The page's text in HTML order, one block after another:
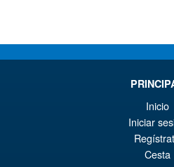
Inicio
Iniciar
Cesta